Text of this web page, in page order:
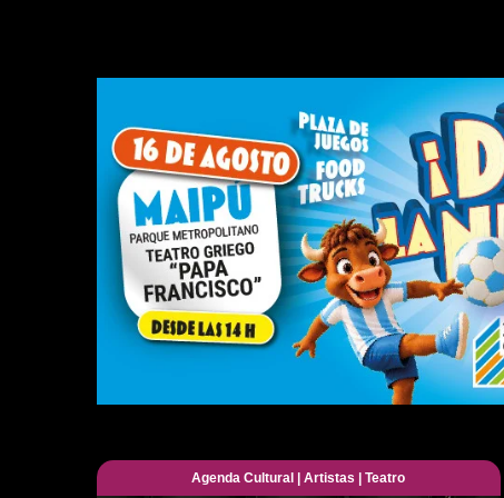
Agenda Cultural |Artistas |Teatro